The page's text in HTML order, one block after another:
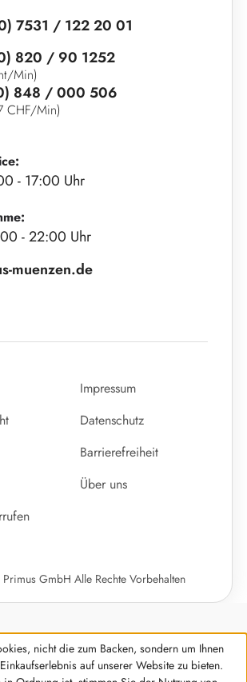
- 17:00 Uhr
- 22:00 Uhr
muenzen.de
7531 / 122 20 01
820 / 90 1252
Min)
848 / 000 506
CHF/Min)
Impressum
Datenschutz
Barrierefreiheit
Über uns
GmbH Alle Rechte Vorbehalten
nicht die zum Backen, sondern um Ihnen
auf unserer Website zu bieten.